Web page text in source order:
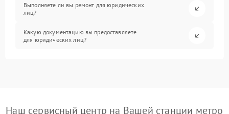
Выполняете ли вы ремонт для юридических
лиц?
Какую документацию вы предоставляете
для юридических лиц?
Наш сервисный центр на Вашей станции метро